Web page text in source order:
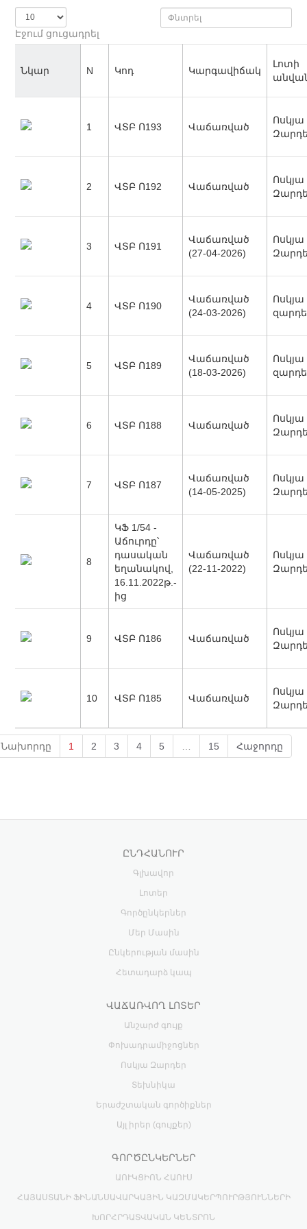
Էջում ցուցադրել
Նկար N Կոդ Կարգավիճակ
Լոտի
1 ՎՏԲ Ո193 Վաճառված
Ոսկյա
2 ՎՏԲ Ո192 Վաճառված
Ոսկյա
3 ՎՏԲ Ո191
Վաճառված
(27-04-2026)
Ոսկյա
4 ՎՏԲ Ո190
Վաճառված
(24-03-2026)
Ոսկյա
5 ՎՏԲ Ո189
Վաճառված
(18-03-2026)
Ոսկյա
6 ՎՏԲ Ո188 Վաճառված
Ոսկյա
7 ՎՏԲ Ո187
Վաճառված
(14-05-2025)
Ոսկյա
8
ԿՖ 1/54 -
Աճուրդը՝
դասական
եղանակով,
16.11.2022թ.-
ից
Վաճառված
(22-11-2022)
Ոսկյա
9 ՎՏԲ Ո186 Վաճառված
Ոսկյա
10 ՎՏԲ Ո185 Վաճառված
Ոսկյա
Նախորդը 1 2 3 4 5 15 Հաջորդը
ԸՆԴՀԱՆՈՒՐ
Գլխավոր
Լոտեր
Գործընկերներ
Մեր Մասին
Ընկերության մասին
Հետադարձ կապ
ՎԱՃԱՌՎՈՂ ԼՈՏԵՐ
Անշարժ գույք
Փոխադրամիջոցներ
Ոսկյա Զարդեր
Տեխնիկա
Երաժշտական գործիքներ
Այլ իրեր (գույքեր)
ԳՈՐԾԸՆԿԵՐՆԵՐ
ԱՈՒԿՑԻՈՆ ՀԱՈՒՍ
ՀԱՅԱՍՏԱՆԻ ՖԻՆԱՆՍԱՎԱՐԿԱՅԻՆ ԿԱԶՄԱԿԵՐՊՈՒՐԹՅՈՒՆՆԵՐԻ
ԽՈՐՀՐԴԱՏՎԱԿԱՆ ԿԵՆՏՐՈՆ